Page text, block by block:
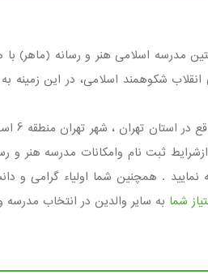
مدرسه اسلامی هنر و رسانه
سمیه، خیابان بهبهانی (نیک)، پلاک 7 مراجعه نمایید
شما به سایر والدین در انتخاب